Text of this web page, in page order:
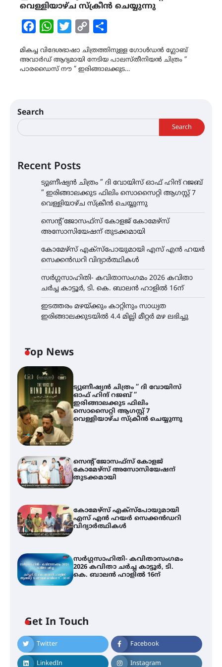
വെള്ളിയാഴ്ച സ്ക്രീൻ ചെയ്യുന്നു
FacebookWhatsAppTwitterCopy
മികച്ച വിദേശഭാഷാ ചിത്രത്തിനുള്ള ഗോൾഡൻ ഗ്ലോബ്
അവാർഡ് ആദ്യമായി നേടിയ പാലസ്തീനിയൻ ചിത്രം ”
പാരഡൈസ് നൗ ” ഇരിങ്ങാലക്കുട…
Search
Search
Recent Posts
ട്യുണീഷ്യൻ ചിത്രം ” ദി വോയിസ് ഓഫ് ഹിന്ദ് റജബ്
” ഇരിങ്ങാലക്കുട ഫിലിം സൊസൈറ്റി ആഗസ്റ്റ് 7
വെള്ളിയാഴ്ച സ്‌ക്രീൻ ചെയ്യുന്നു
സെന്റ് ജോസഫ്സ് കോളജ് കോമേഴ്‌സ്
അസോസിയേഷന് തുടക്കമായി
കോമേഴ്സ് എക്സ്പോയുമായി എസ് എൻ ഹയർ
സെക്കൻഡറി വിദ്യാർത്ഥികൾ
സർഗ്ഗസാഹിതി- കവിതാസംഗമം 2026 കവിതാ
ചർച്ച കാട്ടൂർ, ടി. കെ. ബാലൻ ഹാളിൽ 16ന്
ഇടത്തരം മഴയ്ക്കും കാറ്റിനും സാധ്യത
ഇരിങ്ങാലക്കുടയിൽ 4.4 മില്ലി മീറ്റർ മഴ ലഭിച്ചു
Top News
ട്യുണീഷ്യൻ ചിത്രം ” ദി വോയിസ്
ഓഫ് ഹിന്ദ് റജബ് ”
ഇരിങ്ങാലക്കുട ഫിലിം
സൊസൈറ്റി ആഗസ്റ്റ് 7
വെള്ളിയാഴ്ച സ്‌ക്രീൻ ചെയ്യുന്നു
സെന്റ് ജോസഫ്സ് കോളജ്
കോമേഴ്‌സ് അസോസിയേഷന്
തുടക്കമായി
കോമേഴ്സ് എക്സ്പോയുമായി
എസ് എൻ ഹയർ സെക്കൻഡറി
വിദ്യാർത്ഥികൾ
സർഗ്ഗസാഹിതി- കവിതാസംഗമം
2026 കവിതാ ചർച്ച കാട്ടൂർ, ടി.
കെ. ബാലൻ ഹാളിൽ 16ന്
Get In Touch
Twitter Facebook
LinkedIn Instagram